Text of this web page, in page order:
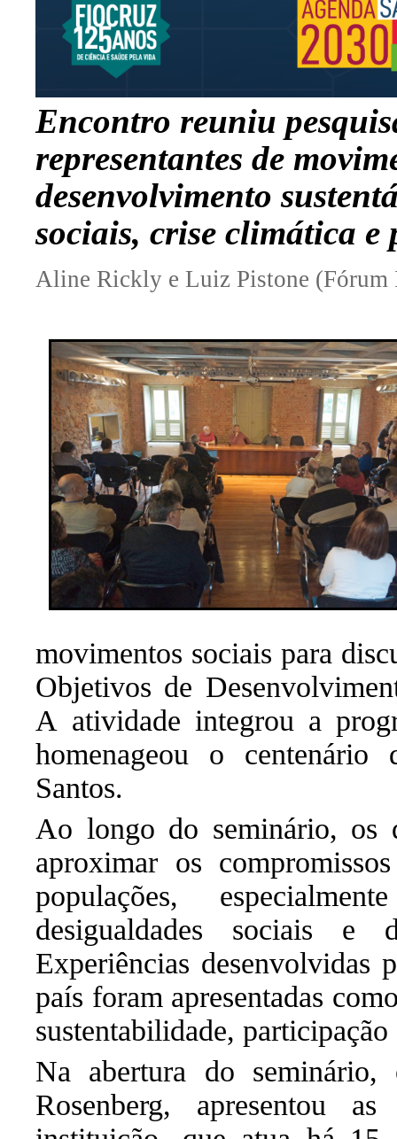
Encontro reuniu
representantes de
desenvolvimento
sociais, crise climática
Aline Rickly e Luiz Pistone (Fórum
movimentos sociais para
Objetivos de
A atividade integrou a
homenageou o
Santos.
Ao longo do seminário, os
aproximar os
populações,
desigualdades sociais e
Experiências desenvolvidas
país foram apresentadas
sustentabilidade,
Na abertura do
Rosenberg, apresentou